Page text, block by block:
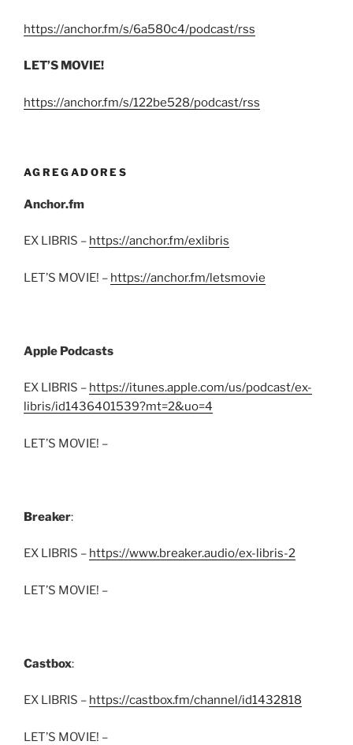
https://anchor.fm/s/6a580c4/podcast/rss
LET’S MOVIE!
https://anchor.fm/s/122be528/podcast/rss
AGREGADORES
Anchor.fm
EX LIBRIS – https://anchor.fm/exlibris
LET’S MOVIE! – https://anchor.fm/letsmovie
Apple Podcasts
EX LIBRIS – https://itunes.apple.com/us/podcast/ex-
libris/id1436401539?mt=2&uo=4
LET’S MOVIE! –
Breaker:
EX LIBRIS – https://www.breaker.audio/ex-libris-2
LET’S MOVIE! –
Castbox:
EX LIBRIS – https://castbox.fm/channel/id1432818
LET’S MOVIE! –